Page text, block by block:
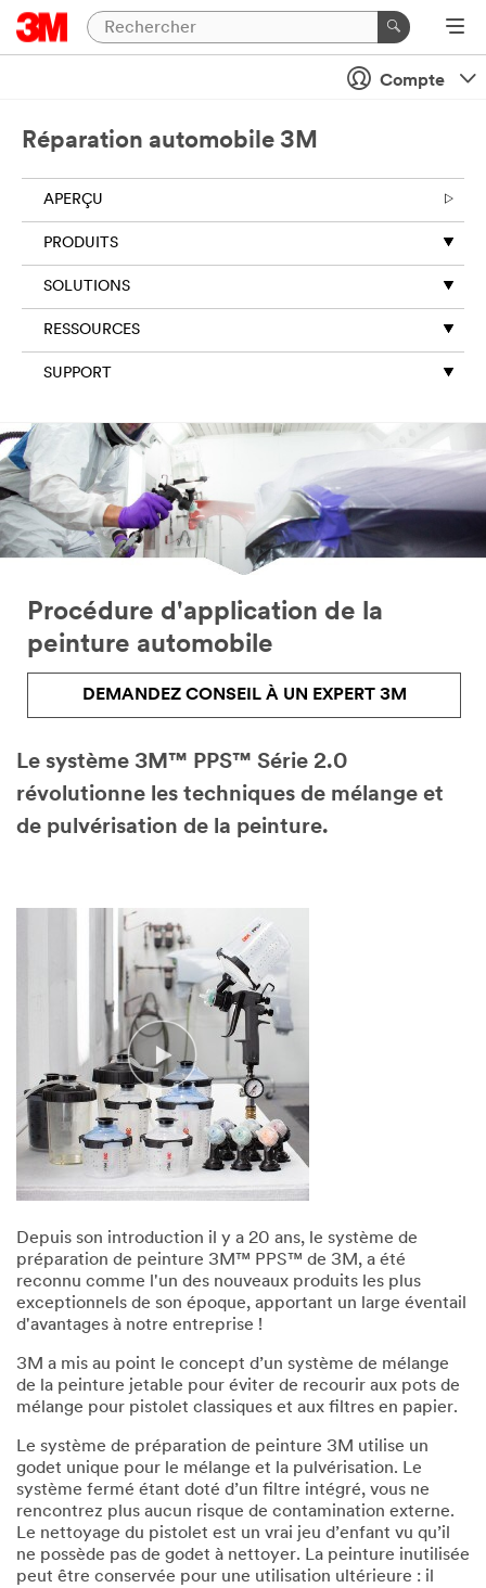
Compte
Réparation automobile 3M
APERÇU
PRODUITS
SOLUTIONS
RESSOURCES
SUPPORT
Procédure d'application de la
peinture automobile
DEMANDEZ CONSEIL À UN EXPERT 3M
Le système 3M™ PPS™ Série 2.0
révolutionne les techniques de mélange et
de pulvérisation de la peinture.
Depuis son introduction il y a 20 ans, le système de
préparation de peinture 3M™ PPS™ de 3M, a été
reconnu comme l'un des nouveaux produits les plus
exceptionnels de son époque, apportant un large éventail
d'avantages à notre entreprise !
3M a mis au point le concept d’un système de mélange
de la peinture jetable pour éviter de recourir aux pots de
mélange pour pistolet classiques et aux filtres en papier.
Le système de préparation de peinture 3M utilise un
godet unique pour le mélange et la pulvérisation. Le
système fermé étant doté d’un filtre intégré, vous ne
rencontrez plus aucun risque de contamination externe.
Le nettoyage du pistolet est un vrai jeu d’enfant vu qu’il
ne possède pas de godet à nettoyer. La peinture inutilisée
peut être conservée pour une utilisation ultérieure : il